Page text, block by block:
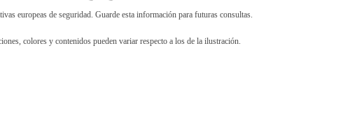
europeas de seguridad. Guarde esta información para futuras consultas.
colores y contenidos pueden variar respecto a los de la ilustración.